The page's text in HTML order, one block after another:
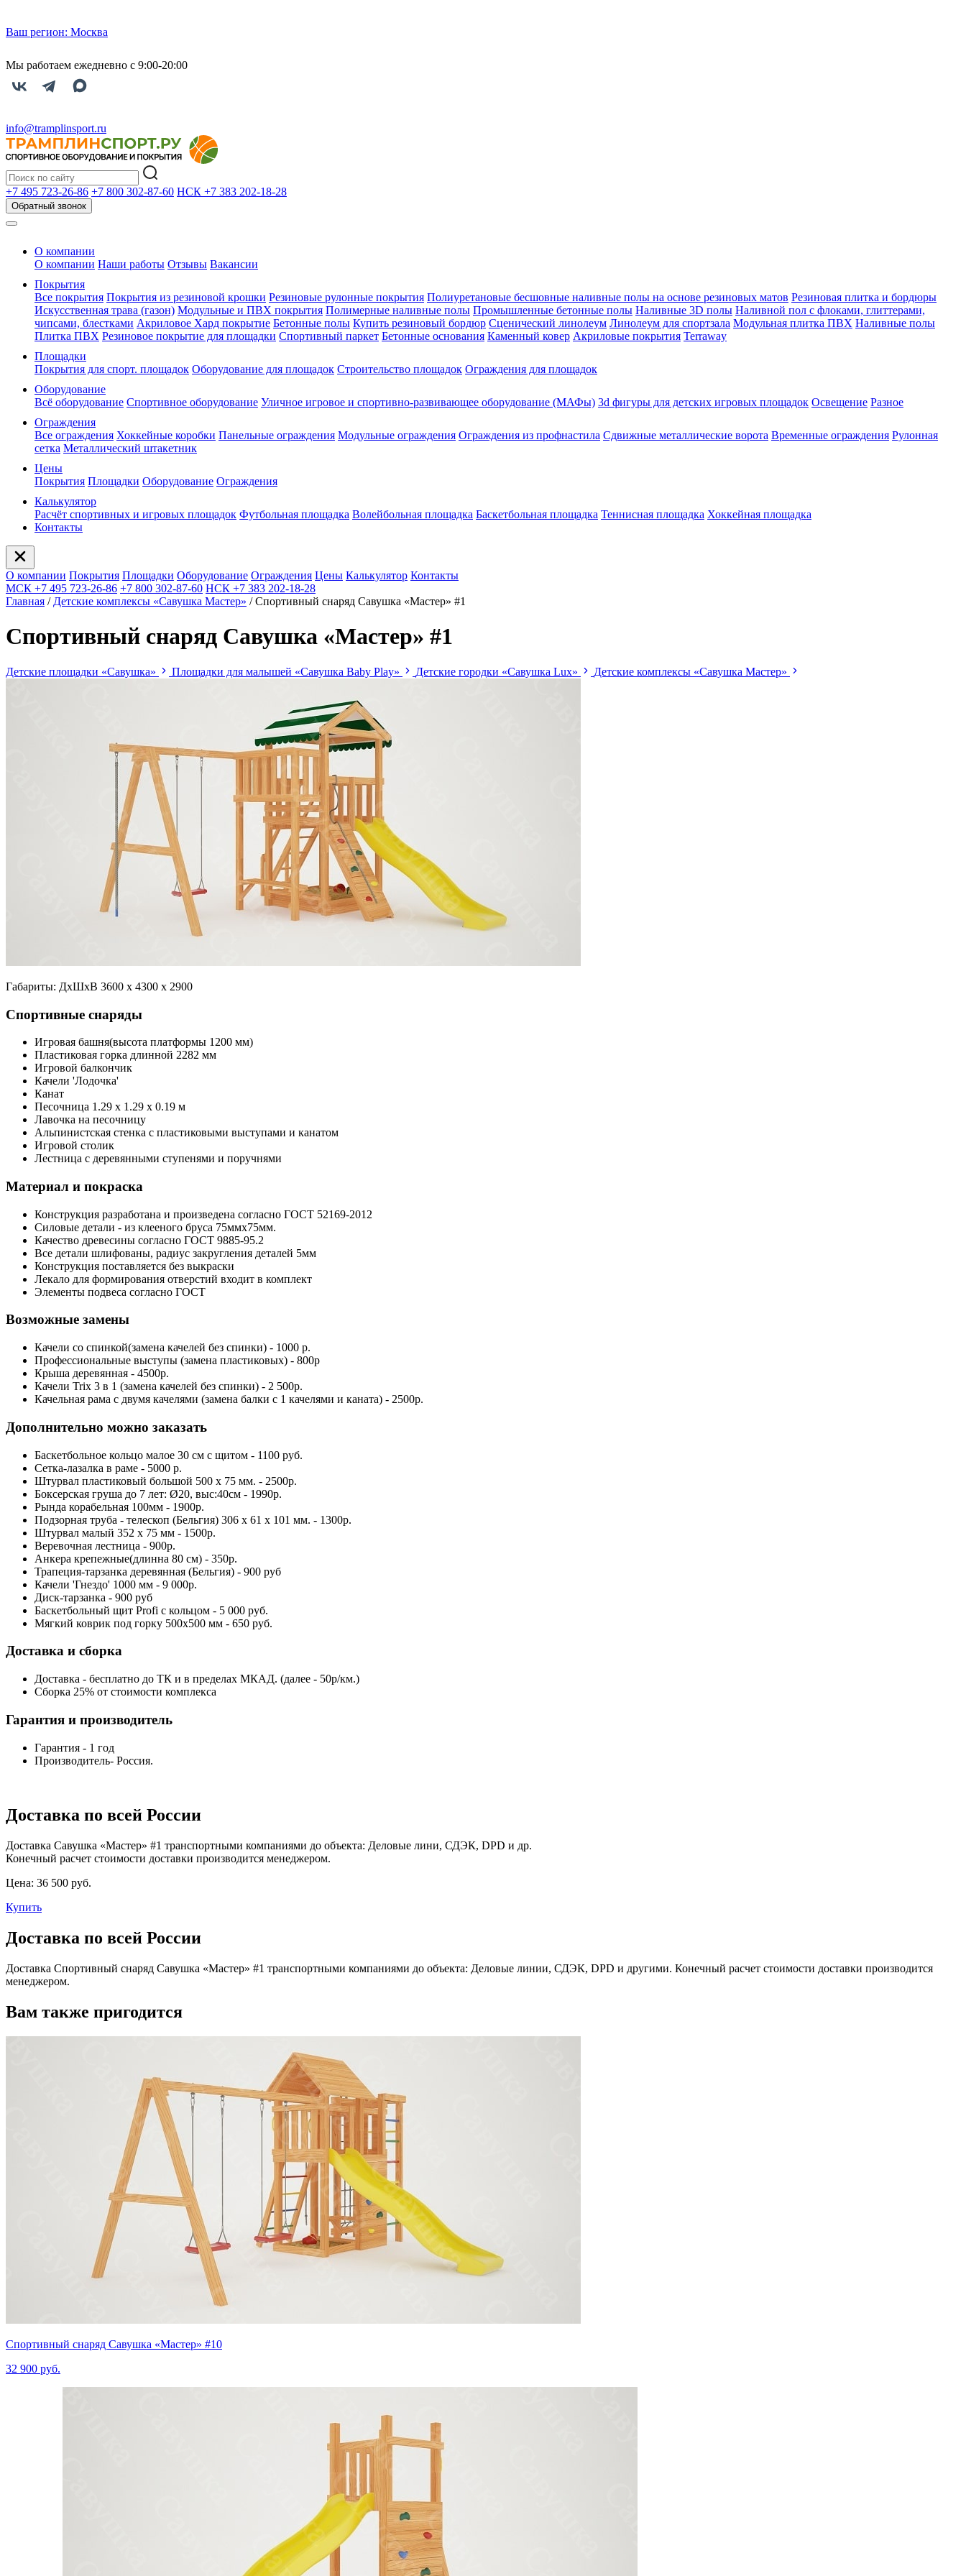
Ваш регион: Москва
Мы работаем ежедневно с 9:00-20:00
info@tramplinsport.ru
+7 495 723-26-86 +7 800 302-87-60 НСК +7 383 202-18-28
Обратный звонок
О компании
О компании Наши работы Отзывы Вакансии
Покрытия
Все покрытия Покрытия из резиновой крошки Резиновые рулонные покрытия Полиуретановые бесшовные наливные полы на основе резиновых матов Резиновая плитка и бордюры
Искусственная трава (газон) Модульные и ПВХ покрытия Полимерные наливные полы Промышленные бетонные полы Наливные 3D полы Наливной пол с флоками, глиттерами,
чипсами, блестками Акриловое Хард покрытие Бетонные полы Купить резиновый бордюр Сценический линолеум Линолеум для спортзала Модульная плитка ПВХ Наливные полы
Плитка ПВХ Резиновое покрытие для площадки Спортивный паркет Бетонные основания Каменный ковер Акриловые покрытия Terraway
Площадки
Покрытия для спорт. площадок Оборудование для площадок Строительство площадок Ограждения для площадок
Оборудование
Всё оборудование Спортивное оборудование Уличное игровое и спортивно-развивающее оборудование (МАФы) 3d фигуры для детских игровых площадок Освещение Разное
Ограждения
Все ограждения Хоккейные коробки Панельные ограждения Модульные ограждения Ограждения из профнастила Сдвижные металлические ворота Временные ограждения Рулонная
сетка Металлический штакетник
Цены
Покрытия Площадки Оборудование Ограждения
Калькулятор
Расчёт спортивных и игровых площадок Футбольная площадка Волейбольная площадка Баскетбольная площадка Теннисная площадка Хоккейная площадка
Контакты
О компании Покрытия Площадки Оборудование Ограждения Цены Калькулятор Контакты
МСК +7 495 723-26-86 +7 800 302-87-60 НСК +7 383 202-18-28
Главная / Детские комплексы «Савушка Мастер» / Спортивный снаряд Савушка «‎Мастер» #1
Спортивный снаряд Савушка «‎Мастер» #1
Детские площадки «Савушка» Площадки для малышей «Савушка Baby Play» Детские городки «Савушка Lux» Детские комплексы «Савушка Мастер»
Габариты: ДхШхВ 3600 х 4300 х 2900
Спортивные снаряды
Игровая башня(высота платформы 1200 мм)
Пластиковая горка длинной 2282 мм
Игровой балкончик
Качели 'Лодочка'
Канат
Песочница 1.29 х 1.29 х 0.19 м
Лавочка на песочницу
Альпинистская стенка с пластиковыми выступами и канатом
Игровой столик
Лестница с деревянными ступенями и поручнями
Материал и покраска
Конструкция разработана и произведена согласно ГОСТ 52169-2012
Силовые детали - из клееного бруса 75ммх75мм.
Качество древесины согласно ГОСТ 9885-95.2
Все детали шлифованы, радиус закругления деталей 5мм
Конструкция поставляется без выкраски
Лекало для формирования отверстий входит в комплект
Элементы подвеса согласно ГОСТ
Возможные замены
Качели со спинкой(замена качелей без спинки) - 1000 р.
Профессиональные выступы (замена пластиковых) - 800р
Крыша деревянная - 4500р.
Качели Trix 3 в 1 (замена качелей без спинки) - 2 500р.
Качельная рама с двумя качелями (замена балки с 1 качелями и каната) - 2500р.
Дополнительно можно заказать
Баскетбольное кольцо малое 30 см с щитом - 1100 руб.
Сетка-лазалка в раме - 5000 р.
Штурвал пластиковый большой 500 х 75 мм. - 2500р.
Боксерская груша до 7 лет: Ø20, выс:40см - 1990р.
Рында корабельная 100мм - 1900р.
Подзорная труба - телескоп (Бельгия) 306 х 61 х 101 мм. - 1300р.
Штурвал малый 352 х 75 мм - 1500р.
Веревочная лестница - 900р.
Анкера крепежные(длинна 80 см) - 350р.
Трапеция-тарзанка деревянная (Бельгия) - 900 руб
Качели 'Гнездо' 1000 мм - 9 000р.
Диск-тарзанка - 900 руб
Баскетбольный щит Profi c кольцом - 5 000 руб.
Мягкий коврик под горку 500х500 мм - 650 руб.
Доставка и сборка
Доставка - бесплатно до ТК и в пределах МКАД. (далее - 50р/км.)
Сборка 25% от стоимости комплекса
Гарантия и производитель
Гарантия - 1 год
Производитель- Россия.
Доставка по всей России
Доставка Савушка «‎Мастер» #1 транспортными компаниями до объекта: Деловые лини, СДЭК, DPD и др.
Конечный расчет стоимости доставки производится менеджером.
Цена: 36 500 руб.
Купить
Доставка по всей России
Доставка Спортивный снаряд Савушка «‎Мастер» #1 транспортными компаниями до объекта: Деловые линии, СДЭК, DPD и другими. Конечный расчет стоимости доставки производится
менеджером.
Вам также пригодится
Спортивный снаряд Савушка «‎Мастер» #10
32 900 руб.